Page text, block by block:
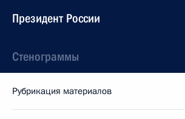
Президент России
Стенограммы
Рубрикация материалов